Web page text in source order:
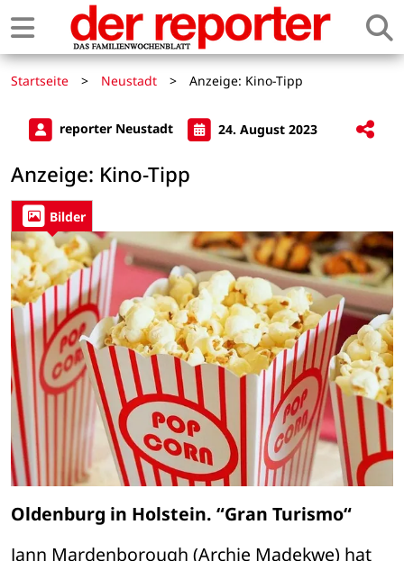
Startseite > Neustadt > Anzeige: Kino-Tipp
reporter Neustadt 24. August 2023
Anzeige: Kino-Tipp
Bilder
Oldenburg in Holstein. “Gran Turismo“
Jann Mardenborough (Archie Madekwe) hat